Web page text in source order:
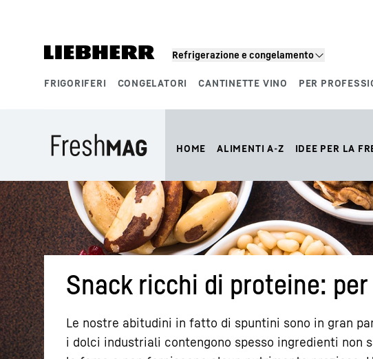
Refrigerazione e congelamento
FRIGORIFERI CONGELATORI CANTINETTE VINO PER
HOME ALIMENTI A-Z IDEE PER LA
Snack ricchi di proteine:
Le nostre abitudini in fatto di spuntini sono in gran
i dolci industriali contengono spesso ingredienti non